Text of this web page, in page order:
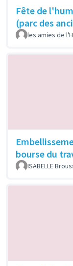
Fête de
(parc des
les amies de
bourse du
ISABELLE